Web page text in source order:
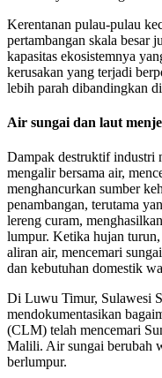
Kerentanan pulau-pulau
pertambangan skala besar
kapasitas ekosistemnya
kerusakan yang terjadi
lebih parah dibandingkan
Air sungai dan laut
Dampak destruktif industri
mengalir bersama air,
menghancurkan sumber
penambangan, terutama
lereng curam,
lumpur. Ketika hujan
aliran air, mencemari
dan kebutuhan domestik
Di Luwu Timur, Sulawesi
mendokumentasikan
(CLM) telah mencemari
Malili. Air sungai berubah
berlumpur.